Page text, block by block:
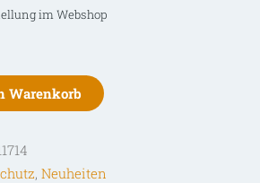
im Webshop
Warenkorb
, Neuheiten